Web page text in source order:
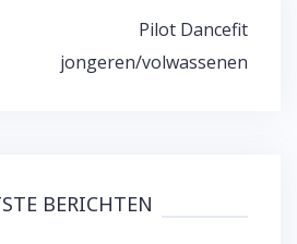
Pilot Dancefit
jongeren/volwassenen
BERICHTEN